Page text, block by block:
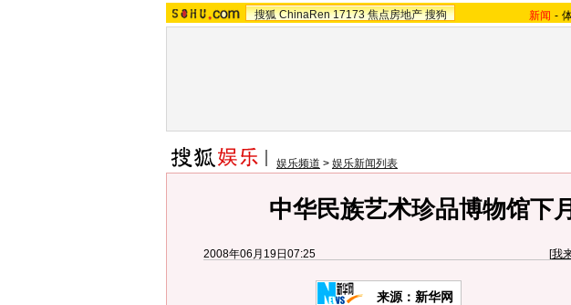
搜狐 ChinaRen 17173 焦点房地产 搜狗 新闻 -
娱乐频道 > 娱乐新闻列表
中华民族艺术珍品博物馆下
2008年06月19日07:25 [我
来源：新华网